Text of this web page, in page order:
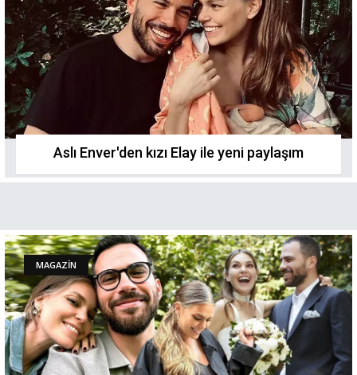
Aslı Enver'den kızı Elay ile yeni paylaşım
MAGAZİN